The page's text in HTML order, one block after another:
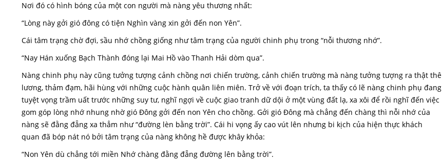
Nơi đó có hình bóng của một con người mà nàng yêu thương nhất:
“Lòng này gởi gió đông có tiện Nghìn vàng xin gởi đến non Yên”.
Cái tâm trạng chờ đợi, sầu nhớ chồng giống như tâm trạng của người chinh phụ trong “nỗi thương nhớ”.
“Nay Hán xuống Bạch Thành đóng lại Mai Hồ vào Thanh Hải dòm qua”.
Nàng chinh phụ này cũng tưởng tượng cảnh chồng nơi chiến trường, cảnh chiến trường mà nàng tưởng tượng ra thật thê
lương, thảm đạm, hãi hùng với những cuộc hành quân liên miên. Trở về với đoạn trích, ta thấy có lẽ nàng chinh phụ đang
tuyệt vọng trầm uất trước những suy tư, nghĩ ngợi về cuộc giao tranh dữ dội ở một vùng đất lạ, xa xôi để rồi nghĩ đến việc
gom góp lòng nhớ nhung nhờ gió Đông gởi đến non Yên cho chồng. Gởi gió Đông mà chẳng đến chàng thì nỗi nhớ của
nàng sẽ đằng đẵng xa thẳm như “đường lèn bằng trời”. Cái hi vọng ấy cao vút lên nhưng bi kịch của hiện thực khách
quan đã bóp nát nó bởi tâm trạng của nàng không hề được khây khỏa:
“Non Yên dù chẳng tới miền Nhớ chàng đằng đẵng đường lên bằng trời”.